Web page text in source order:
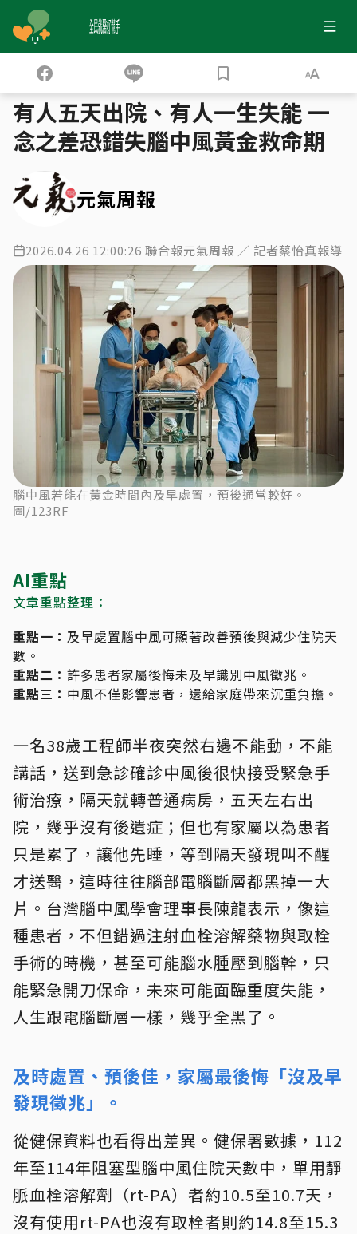
全民就醫好幫手 健保大數據 搶救腦中風 掌握復能關鍵期
有人五天出院、有人一生失能 一
念之差恐錯失腦中風黃金救命期
元氣周報
2026.04.26 12:00:26 聯合報元氣周報 ／ 記者蔡怡真報導
腦中風若能在黃金時間內及早處置，預後通常較好。
圖/123RF
AI重點
文章重點整理：
重點一： 及早處置腦中風可顯著改善預後與減少住院天
數。
重點二： 許多患者家屬後悔未及早識別中風徵兆。
重點三： 中風不僅影響患者，還給家庭帶來沉重負擔。
一名38歲工程師半夜突然右邊不能動，不能
講話，送到急診確診中風後很快接受緊急手
術治療，隔天就轉普通病房，五天左右出
院，幾乎沒有後遺症；但也有家屬以為患者
只是累了，讓他先睡，等到隔天發現叫不醒
才送醫，這時往往腦部電腦斷層都黑掉一大
片。台灣腦中風學會理事長陳龍表示，像這
種患者，不但錯過注射血栓溶解藥物與取栓
手術的時機，甚至可能腦水腫壓到腦幹，只
能緊急開刀保命，未來可能面臨重度失能，
人生跟電腦斷層一樣，幾乎全黑了。
及時處置、預後佳，家屬最後悔「沒及早
發現徵兆」。
從健保資料也看得出差異。健保署數據，112
年至114年阻塞型腦中風住院天數中，單用靜
脈血栓溶解劑（rt-PA）者約10.5至10.7天，
沒有使用rt-PA也沒有取栓者則約14.8至15.3